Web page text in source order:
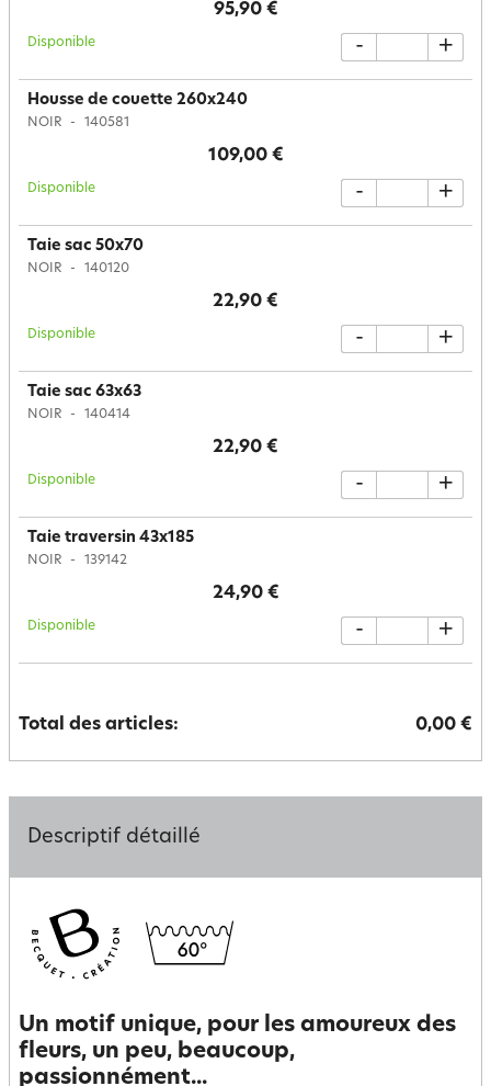
95,90 €
Disponible - +
Housse de couette 260x240
NOIR 140581
109,00 €
Disponible - +
Taie sac 50x70
NOIR 140120
22,90 €
Disponible - +
Taie sac 63x63
NOIR 140414
22,90 €
Disponible - +
Taie traversin 43x185
NOIR 139142
24,90 €
Disponible - +
Total des articles: 0,00 €
Descriptif détaillé
Un motif unique, pour les amoureux des
fleurs, un peu, beaucoup,
passionnément...